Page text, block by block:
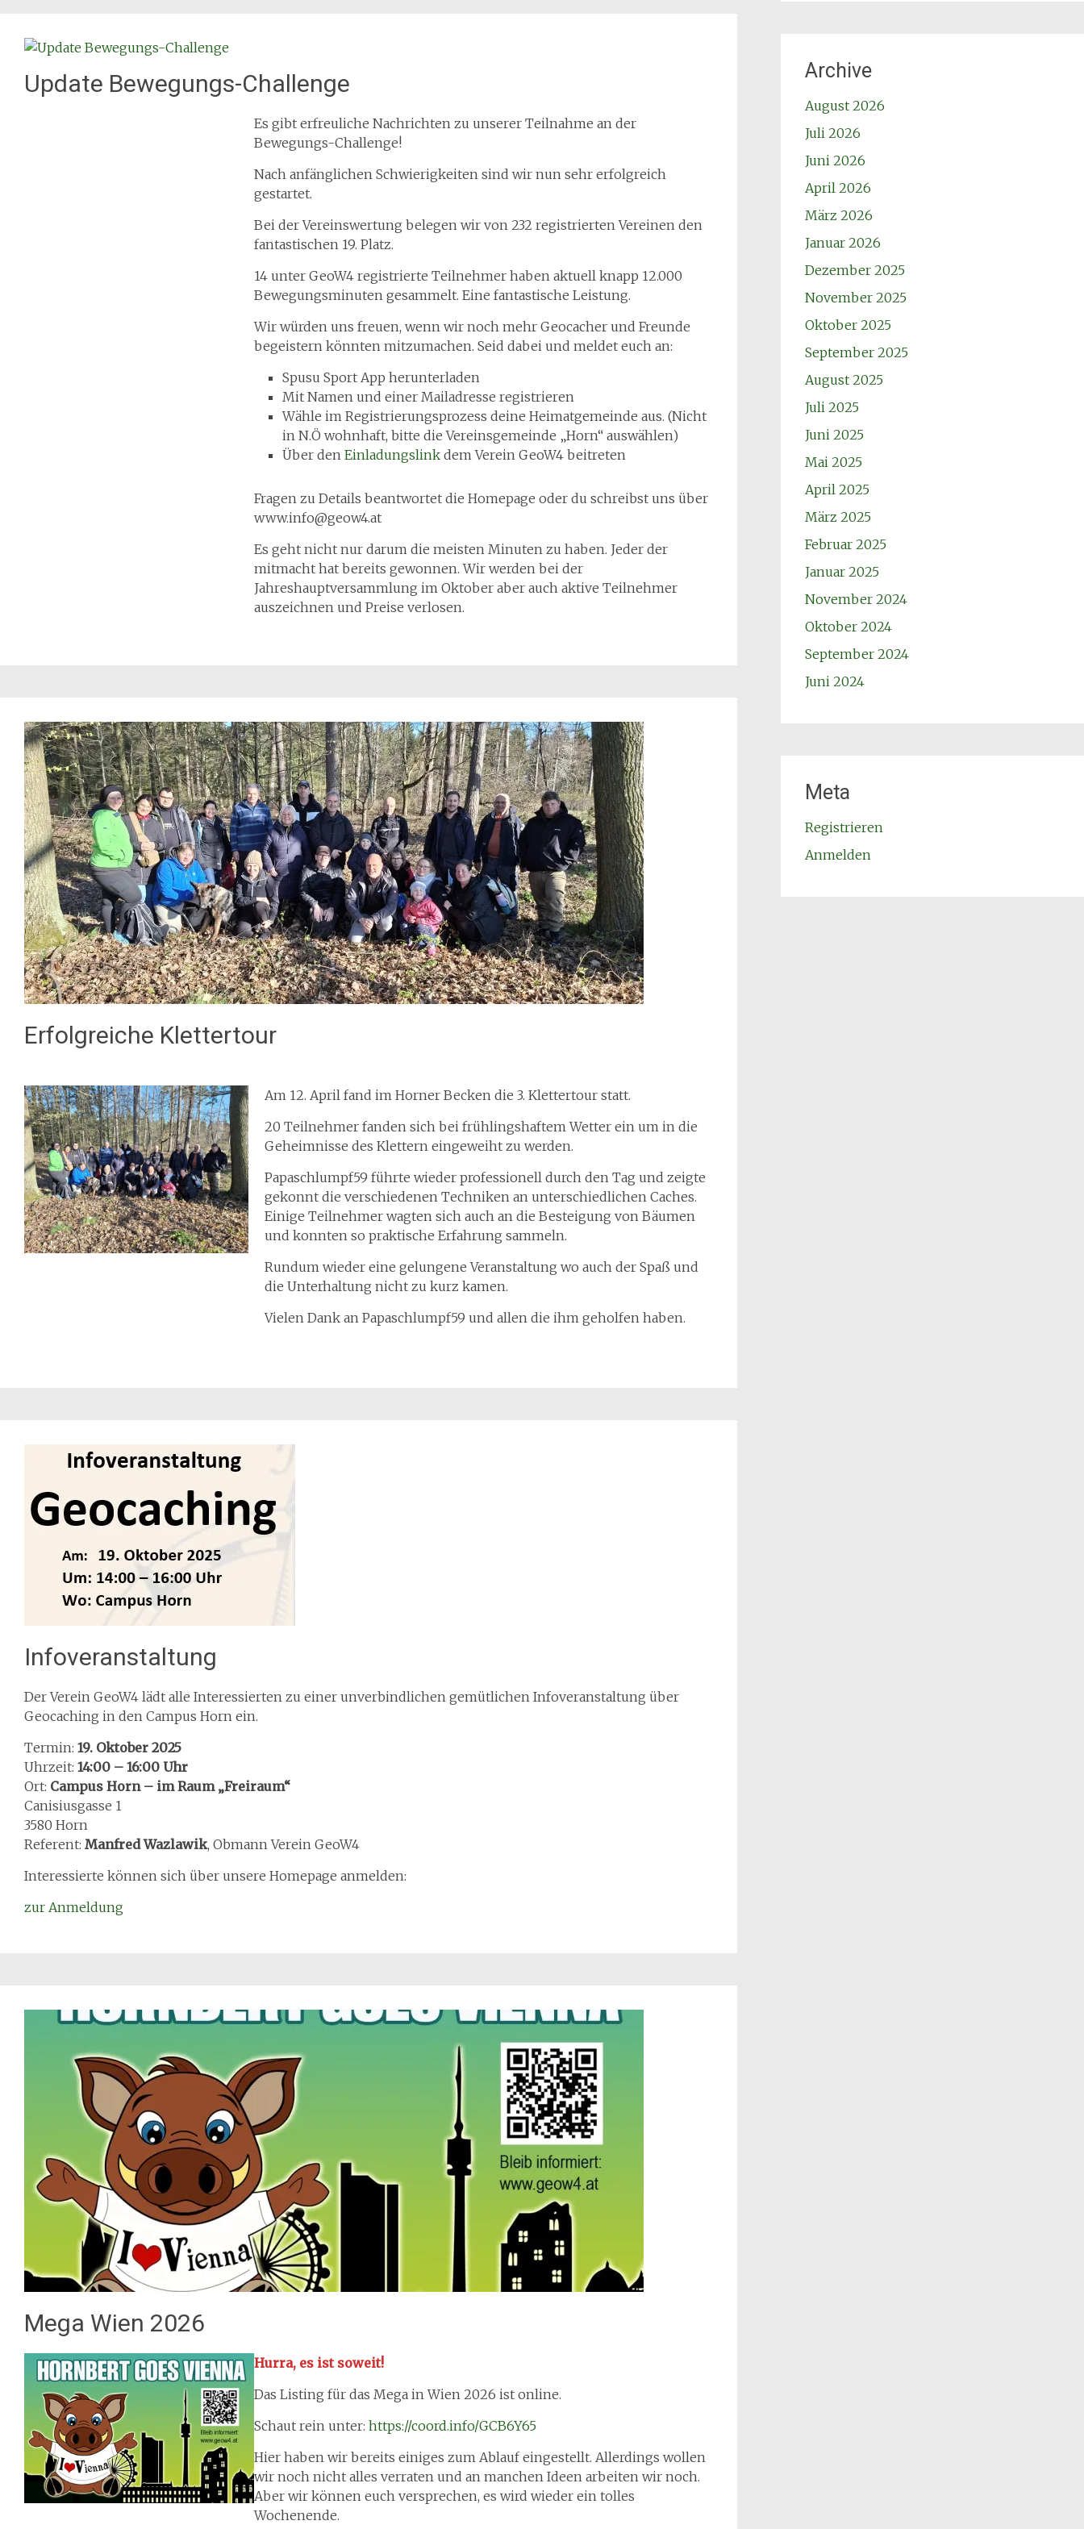
Update Bewegungs-Challenge
Es gibt erfreuliche Nachrichten zu unserer Teilnahme an der
Bewegungs-Challenge!
Nach anfänglichen Schwierigkeiten sind wir nun sehr erfolgreich
gestartet.
Bei der Vereinswertung belegen wir von 232 registrierten Vereinen den
fantastischen 19. Platz.
14 unter GeoW4 registrierte Teilnehmer haben aktuell knapp 12.000
Bewegungsminuten gesammelt. Eine fantastische Leistung.
Wir würden uns freuen, wenn wir noch mehr Geocacher und Freunde
begeistern könnten mitzumachen. Seid dabei und meldet euch an:
Spusu Sport App herunterladen
Mit Namen und einer Mailadresse registrieren
Wähle im Registrierungsprozess deine Heimatgemeinde aus. (Nicht
in N.Ö wohnhaft, bitte die Vereinsgemeinde „Horn“ auswählen)
Über den Einladungslinkdem Verein GeoW4 beitreten
Fragen zu Details beantwortet die Homepage oder du schreibst uns über
www.info@geow4.at
Es geht nicht nur darum die meisten Minuten zu haben. Jeder der
mitmacht hat bereits gewonnen. Wir werden bei der
Jahreshauptversammlung im Oktober aber auch aktive Teilnehmer
auszeichnen und Preise verlosen.
Erfolgreiche Klettertour
Am 12. April fand im Horner Becken die 3. Klettertour statt.
20 Teilnehmer fanden sich bei frühlingshaftem Wetter ein um in die
Geheimnisse des Klettern eingeweiht zu werden.
Papaschlumpf59 führte wieder professionell durch den Tag und zeigte
gekonnt die verschiedenen Techniken an unterschiedlichen Caches.
Einige Teilnehmer wagten sich auch an die Besteigung von Bäumen
und konnten so praktische Erfahrung sammeln.
Rundum wieder eine gelungene Veranstaltung wo auch der Spaß und
die Unterhaltung nicht zu kurz kamen.
Vielen Dank an Papaschlumpf59 und allen die ihm geholfen haben.
Infoveranstaltung
Der Verein GeoW4 lädt alle Interessierten zu einer unverbindlichen gemütlichen Infoveranstaltung über
Geocaching in den Campus Horn ein.
Termin: 19. Oktober 2025
Uhrzeit: 14:00 – 16:00 Uhr
Ort: Campus Horn – im Raum „Freiraum“
Canisiusgasse 1
3580 Horn
Referent: Manfred Wazlawik, Obmann Verein GeoW4
Interessierte können sich über unsere Homepage anmelden:
zur Anmeldung
Mega Wien 2026
Hurra, es ist soweit!
Das Listing für das Mega in Wien 2026 ist online.
Schaut rein unter: https://coord.info/GCB6Y65
Hier haben wir bereits einiges zum Ablauf eingestellt. Allerdings wollen
wir noch nicht alles verraten und an manchen Ideen arbeiten wir noch.
Aber wir können euch versprechen, es wird wieder ein tolles
Wochenende.
Archive
August 2026
Juli 2026
Juni 2026
April 2026
März 2026
Januar 2026
Dezember 2025
November 2025
Oktober 2025
September 2025
August 2025
Juli 2025
Juni 2025
Mai 2025
April 2025
März 2025
Februar 2025
Januar 2025
November 2024
Oktober 2024
September 2024
Juni 2024
Meta
Registrieren
Anmelden